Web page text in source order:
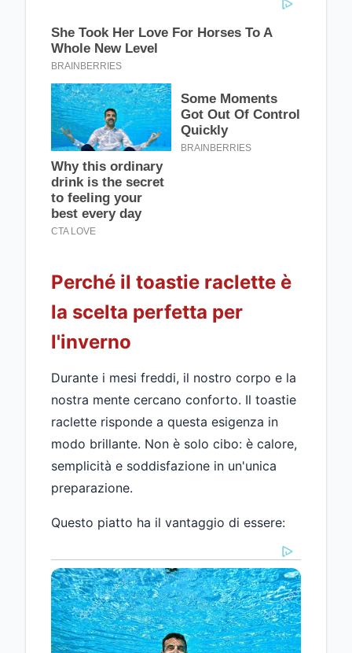
Perché il toastie raclette è
la scelta perfetta per
l'inverno
Durante i mesi freddi, il nostro corpo e la
nostra mente cercano conforto. Il toastie
raclette risponde a questa esigenza in
modo brillante. Non è solo cibo: è calore,
semplicità e soddisfazione in un'unica
preparazione.
Questo piatto ha il vantaggio di essere: